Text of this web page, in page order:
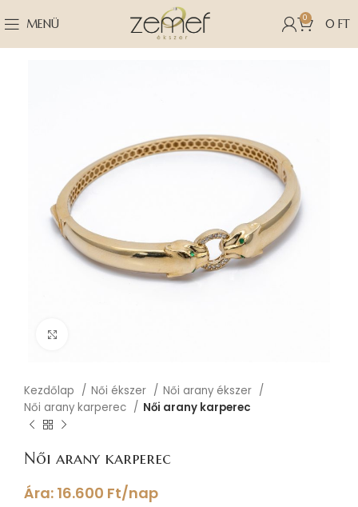
MENÜ 0 0 FT
Kezdőlap Női ékszer
Női arany ékszer
Női arany karperec
Női arany karperec
Női arany karperec
Ára: 16.600 Ft/nap